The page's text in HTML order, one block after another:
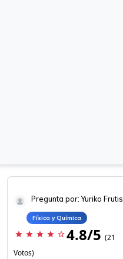
Pregunta por: Yuriko Frutis
Física y Química
star star star star star_border 4.8/5 (21
Votos)